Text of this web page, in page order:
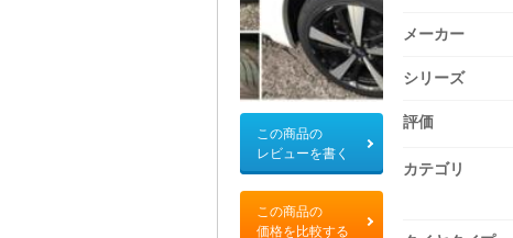
この商品の
レビューを書く
この商品の
価格を比較する
メーカー
シリーズ
評価
カテゴリ